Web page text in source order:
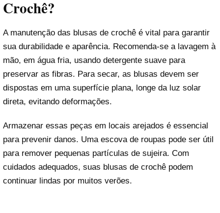
Crochê?
A manutenção das blusas de crochê é vital para garantir
sua durabilidade e aparência. Recomenda-se a lavagem à
mão, em água fria, usando detergente suave para
preservar as fibras. Para secar, as blusas devem ser
dispostas em uma superfície plana, longe da luz solar
direta, evitando deformações.
Armazenar essas peças em locais arejados é essencial
para prevenir danos. Uma escova de roupas pode ser útil
para remover pequenas partículas de sujeira. Com
cuidados adequados, suas blusas de crochê podem
continuar lindas por muitos verões.